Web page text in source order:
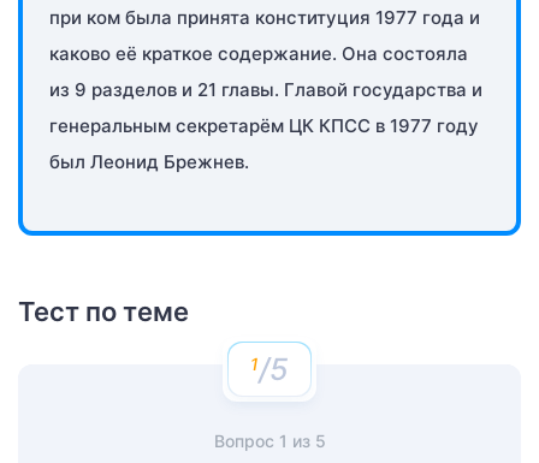
при ком была принята конституция 1977 года и
каково её краткое содержание. Она состояла
из 9 разделов и 21 главы. Главой государства и
генеральным секретарём ЦК КПСС в 1977 году
был Леонид Брежнев.
Тест по теме
/5
Вопрос 1 из 5